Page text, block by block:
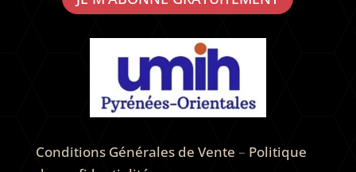
Conditions Générales de Vente – Politique